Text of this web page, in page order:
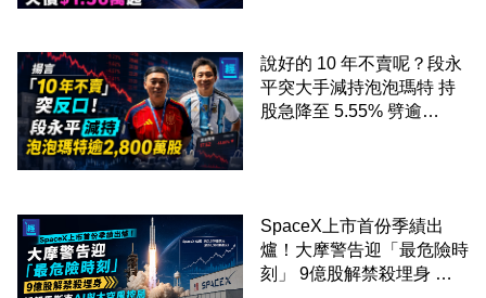
說好的 10 年不賣呢？段永
平突大手減持泡泡瑪特 持
股急降至 5.55% 劈逾
SpaceX上市首份季績出
爐！大摩警告迎「最危險時
刻」 9億股解禁殺埋身 拆